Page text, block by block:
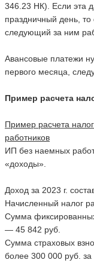
346.23 НК). Если эта
праздничный день,
следующий за ним
Авансовые платежи
первого месяца,
Пример расчета
Пример расчета
работников
ИП без наемных
«доходы».
Доход за 2023 г.
Начисленный налог
Сумма
— 45 842 руб.
Сумма страховых
более 300 000 руб.